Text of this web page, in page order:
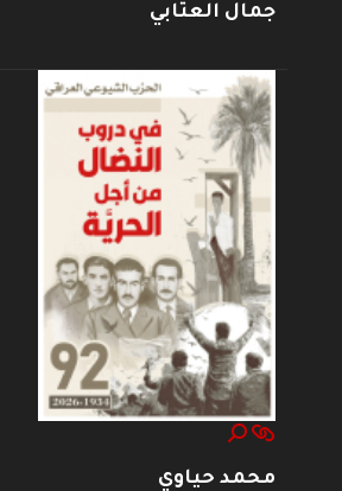
جمال العتابي
محمد حياوي